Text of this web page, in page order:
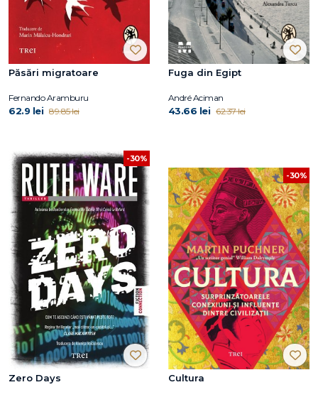
Păsări migratoare
Fernando Aramburu
62.9 lei 89.85 lei
Fuga din Egipt
André Aciman
43.66 lei 62.37 lei
-30%
Zero Days
-30%
Cultura